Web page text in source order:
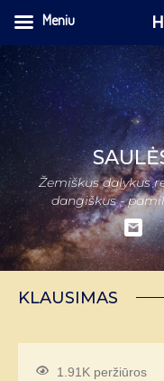
Žemiškus dalykus
dangiškus -
KLAUSIMAS
1.91K peržiūros
Meniu